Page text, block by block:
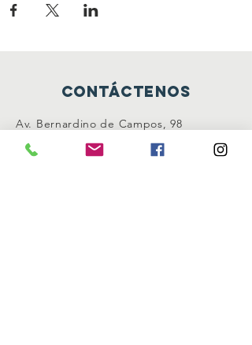
Contáctenos
Av. Bernardino de Campos, 98
São Paulo - SP CEP:
12345-678